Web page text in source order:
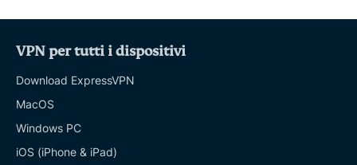
VPN per tutti i dispositivi
Download ExpressVPN
MacOS
Windows PC
iOS (iPhone & iPad)